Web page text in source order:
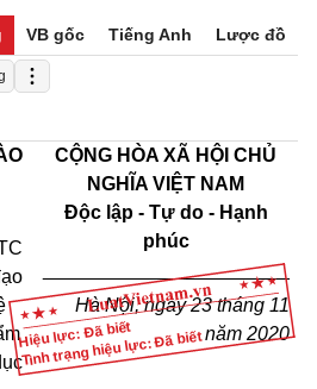
VB gốc Tiếng Anh Lược đồ
Hiệu lực: Đã biết
Tình trạng hiệu lực: Đã biết
CỘNG HÒA XÃ HỘI CHỦ
NGHĨA VIỆT NAM
Độc lập - Tự do - Hạnh
phúc
_______________________
Hà Nội, ngày 23 tháng 11
năm 2020